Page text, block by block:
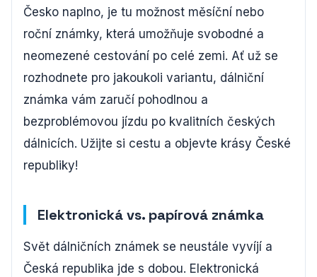
Česko naplno, je tu možnost měsíční nebo
roční známky, která umožňuje svobodné a
neomezené cestování po celé zemi. Ať už se
rozhodnete pro jakoukoli variantu, dálniční
známka vám zaručí pohodlnou a
bezproblémovou jízdu po kvalitních českých
dálnicích. Užijte si cestu a objevte krásy České
republiky!
Elektronická vs. papírová známka
Svět dálničních známek se neustále vyvíjí a
Česká republika jde s dobou. Elektronická